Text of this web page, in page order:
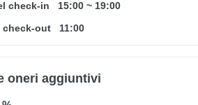
check-in 15:00 ~ 19:00
check-out
11:00
oneri aggiuntivi